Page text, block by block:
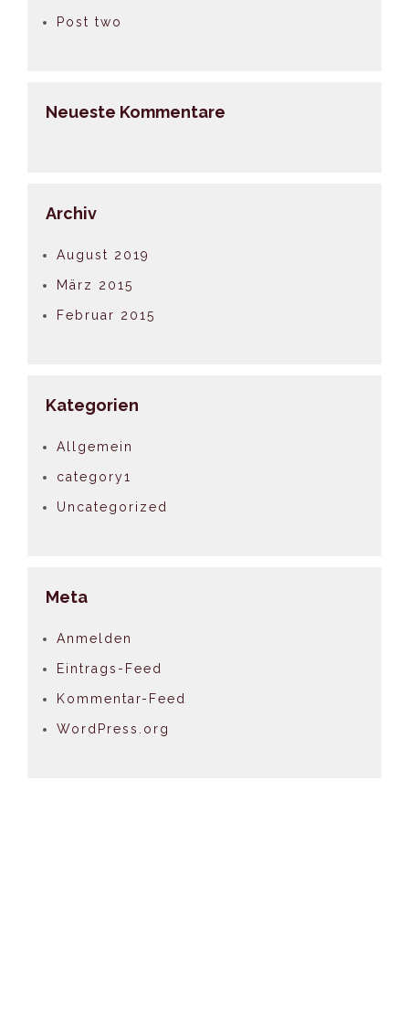
Post two
Neueste Kommentare
Archiv
August 2019
März 2015
Februar 2015
Kategorien
Allgemein
category1
Uncategorized
Meta
Anmelden
Eintrags-Feed
Kommentar-Feed
WordPress.org